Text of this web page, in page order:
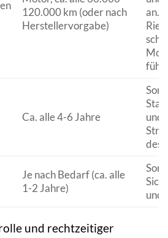
120.000 km (oder nach
Herstellervorgabe)
an.
Ca. alle 4-6 Jahre
und
des
Je nach Bedarf (ca. alle
1-2 Jahre)
und
und rechtzeitiger